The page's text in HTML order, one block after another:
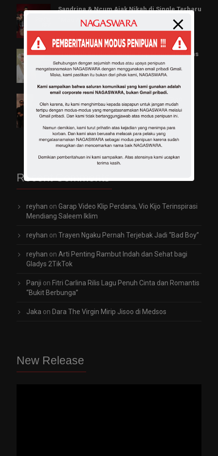
Sandrina & Ncum Ajak Nikah di Single Terbaru
“Mau Adat Apa”
“Tumbuh Berdua”, Single Pop Manis dari Inas
Hafizhah
Jumat, 03 Jul 2026 13:00 WIB
Sukseskan Pop Melayu
Recent Comments
reyhan on Garap Video Klip Perdana, Vio Kijo Terinspirasi
Mendiang Saleem Iklim
reyhan on Trayen Ngaku Pernah Terjebak Jadi “Bad Boy”
reyhan on Arti Penting Rambut Indah dan Sehat bagi
Gladys 2TikTok
Panji on Fitri Carlina Rilis Lagu Penuh Cinta dan Romantis
“Bukit Berbunga”
Jaka on Dara The Virgin Mirip Jisoo di Medsos
New Release